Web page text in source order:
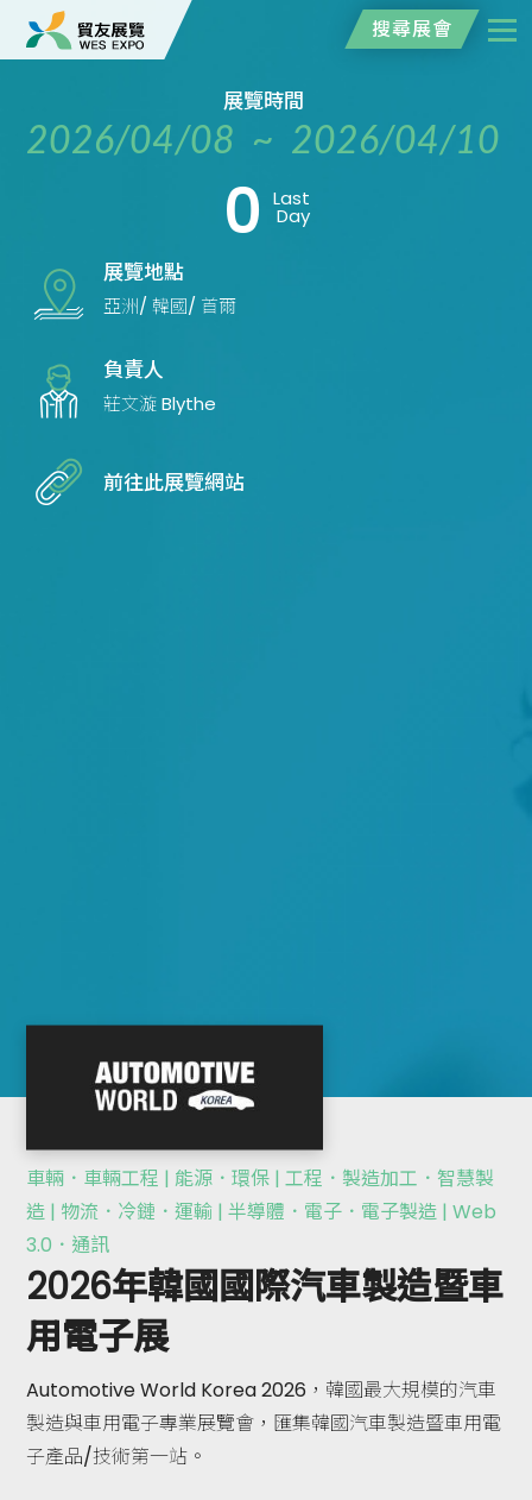
搜尋展會
展覽時間
2026/04/08 ~ 2026/04/10
0 Last
Day
展覽地點
亞洲/ 韓國/ 首爾
負責人
莊文漩 Blythe
前往此展覽網站
車輛．車輛工程 | 能源．環保 | 工程．製造加工．智慧製
造 | 物流．冷鏈．運輸 | 半導體．電子．電子製造 | Web
3.0．通訊
2026年韓國國際汽車製造暨車
用電子展
Automotive World Korea 2026，韓國最大規模的汽車
製造與車用電子專業展覽會，匯集韓國汽車製造暨車用電
子產品/技術第一站。